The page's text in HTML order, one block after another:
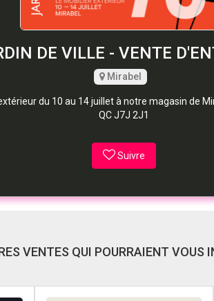
DE VILLE - VENTE
Mirabel
du 10 au 14 juillet à notre magasin de
QC J7J 2J1
Suivre
VENTES QUI POURRAIENT VOUS